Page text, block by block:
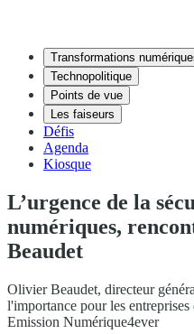
Transformations
Technopolitique
Points de vue
Les faiseurs
Défis
Agenda
Kiosque
L’urgence de la
numériques,
Beaudet
Olivier Beaudet, directeur
l'importance pour les
Emission Numérique4ever